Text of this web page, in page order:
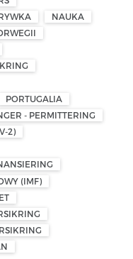
NAUKA
PORTUGALIA
- PERMITTERING
2)
(IMF)